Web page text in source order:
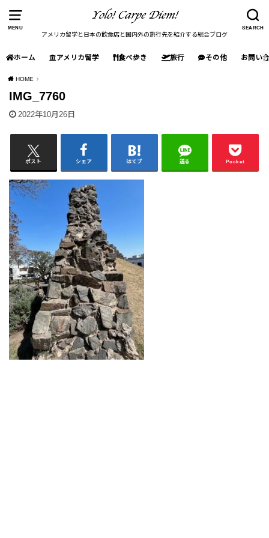
MENU SEARCH
アメリカ留学と日本の飲食店と国内外の旅行先を紹介する総合ブログ
ホーム アメリカ留学 食べ歩き 旅行 その他 お問い
HOME
IMG_7760
2022年10月26日
ポスト シェア はてブ 送る Pocket